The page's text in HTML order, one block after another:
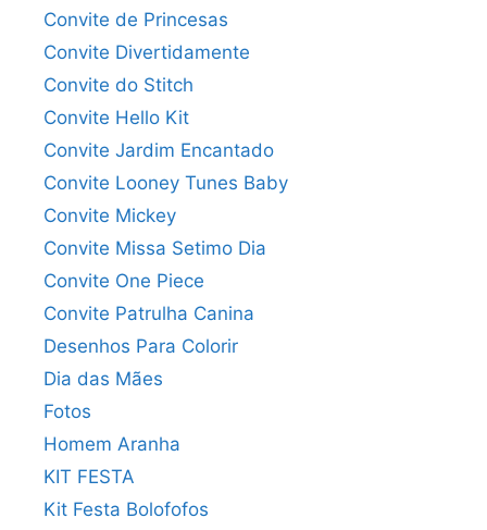
Convite de Princesas
Convite Divertidamente
Convite do Stitch
Convite Hello Kit
Convite Jardim Encantado
Convite Looney Tunes Baby
Convite Mickey
Convite Missa Setimo Dia
Convite One Piece
Convite Patrulha Canina
Desenhos Para Colorir
Dia das Mães
Fotos
Homem Aranha
KIT FESTA
Kit Festa Bolofofos